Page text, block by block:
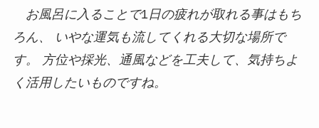
お風呂に入ることで1日の疲れが取れる事はもち
ろん、
いやな運気も流してくれる大切な場所で
す。
方位や採光、通風などを工夫して、気持ちよ
く活用したいものですね。